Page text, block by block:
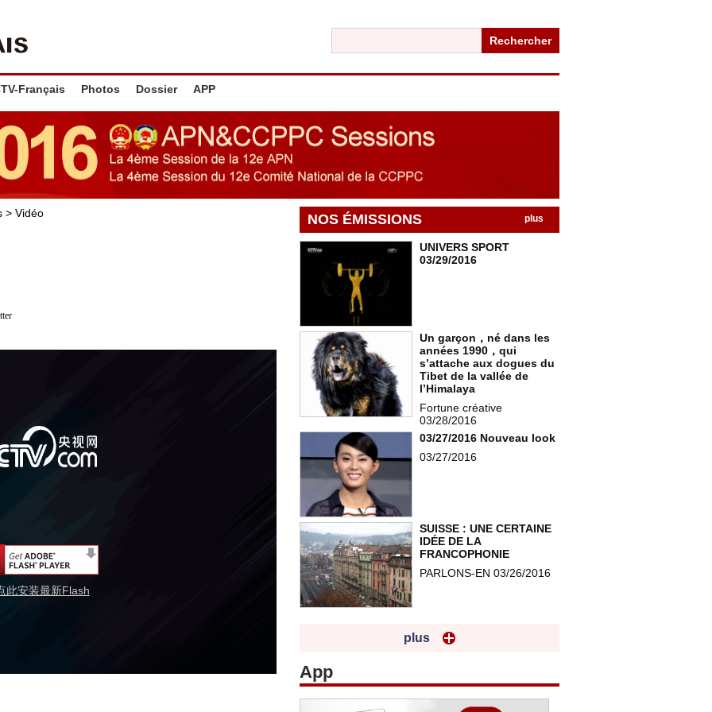
Rechercher
Français Photos Dossier APP
> Vidéo
此安装最新Flash
NOS ÉMISSIONS plus
UNIVERS SPORT
03/29/2016
Un garçon，né dans les
années 1990，qui
s’attache aux dogues du
Tibet de la vallée de
l’Himalaya
Fortune créative
03/28/2016
03/27/2016 Nouveau look
03/27/2016
SUISSE : UNE CERTAINE
IDÉE DE LA
FRANCOPHONIE
PARLONS-EN 03/26/2016
plus
App